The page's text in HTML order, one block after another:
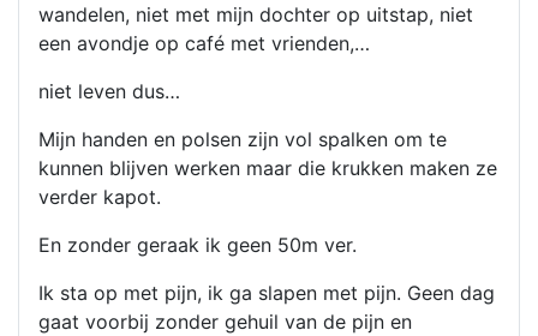
wandelen, niet met mijn dochter op uitstap, niet
een avondje op café met vrienden,…
niet leven dus…
Mijn handen en polsen zijn vol spalken om te
kunnen blijven werken maar die krukken maken ze
verder kapot.
En zonder geraak ik geen 50m ver.
Ik sta op met pijn, ik ga slapen met pijn. Geen dag
gaat voorbij zonder gehuil van de pijn en